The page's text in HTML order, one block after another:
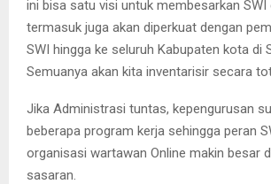
ini bisa satu visi untuk membesarkan SWI
termasuk juga akan diperkuat dengan
SWI hingga ke seluruh Kabupaten kota di
Semuanya akan kita inventarisir secara
Jika Administrasi tuntas, kepengurusan
beberapa program kerja sehingga peran
organisasi wartawan Online makin besar
sasaran.